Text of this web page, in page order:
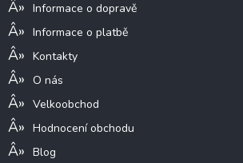
Informace o dopravě
Informace o platbě
Kontakty
O nás
Velkoobchod
Hodnocení obchodu
Blog